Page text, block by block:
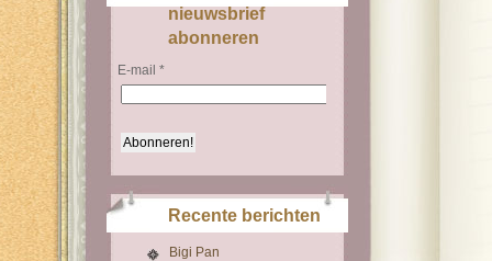
nieuwsbrief
abonneren
E-mail *
Recente berichten
Bigi Pan